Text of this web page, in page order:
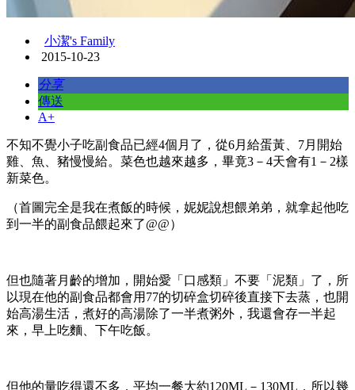
小潔's Family
2015-10-23
分享
傳送
A+
不知不覺小子吃副食品已經4個月了，從6月給蛋黃、7月開始
雞、魚、豬慢慢給。菜色也越來越多，畢竟3－4天會有1－2樣
新菜色。
（首圖完全是我在煮飯的時候，妮妮說想餵弟弟，就拿起他吃
到一半的副食品餵起來了@@）
但也隨著月齡的增加，開始愛「口感類」不要「泥類」了，所
以現在他的副食品都會用77的切碎盒切碎後直接下去蒸，也開
始高湯生活，煮好的高湯除了一半煮粥外，我還會存一半起
來，早上吃麵、下午吃飯。
但他的量吃得還不多，平均一餐大約120ML－130ML，所以幾